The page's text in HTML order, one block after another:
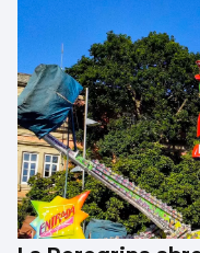
Borja Iglesias,
Caballero, entre
gallegos para